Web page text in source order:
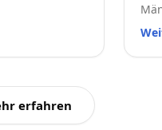
besonders
erfahren